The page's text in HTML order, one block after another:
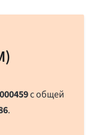
с общей
.